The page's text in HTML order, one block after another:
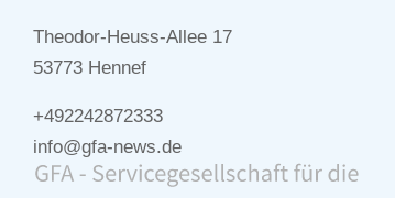
Theodor-Heuss-Allee 17
53773 Hennef
+492242872333
info@gfa-news.de